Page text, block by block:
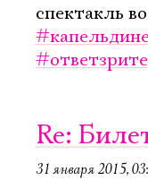
спектакль
Re:
31 января 2015,